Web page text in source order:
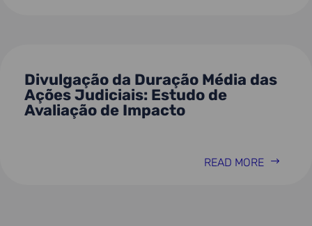
Divulgação da Duração Média das
Ações Judiciais: Estudo de
Avaliação de Impacto
READ MORE